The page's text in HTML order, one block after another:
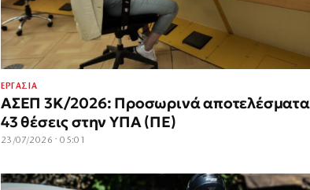
ΕΡΓΑΣΙΑ
ΑΣΕΠ 3Κ/2026: Προσωρινά αποτελέσματα
43 θέσεις στην ΥΠΑ (ΠΕ)
23/07/2026 · 05:01